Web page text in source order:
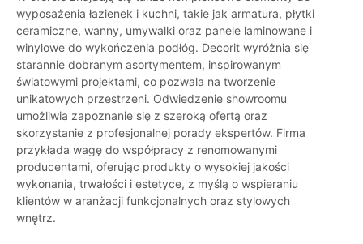
wyposażenia łazienek i kuchni, takie jak armatura, płytki
ceramiczne, wanny, umywalki oraz panele laminowane i
winylowe do wykończenia podłóg. Decorit wyróżnia się
starannie dobranym asortymentem, inspirowanym
światowymi projektami, co pozwala na tworzenie
unikatowych przestrzeni. Odwiedzenie showroomu
umożliwia zapoznanie się z szeroką ofertą oraz
skorzystanie z profesjonalnej porady ekspertów. Firma
przykłada wagę do współpracy z renomowanymi
producentami, oferując produkty o wysokiej jakości
wykonania, trwałości i estetyce, z myślą o wspieraniu
klientów w aranżacji funkcjonalnych oraz stylowych
wnętrz.